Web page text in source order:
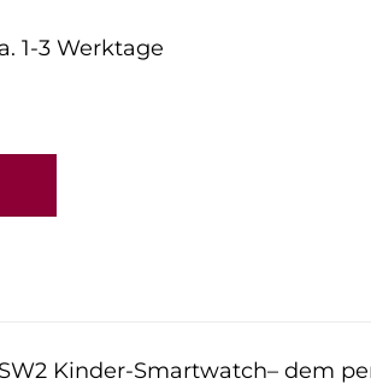
1-3 Werktage
Kinder-Smartwatch– dem